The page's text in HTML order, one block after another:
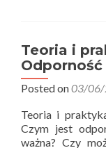
recenzuje
–
Tygrysica
i
Teoria i
Posted on03/
Teoria i
Czym jest
ważna? Czy